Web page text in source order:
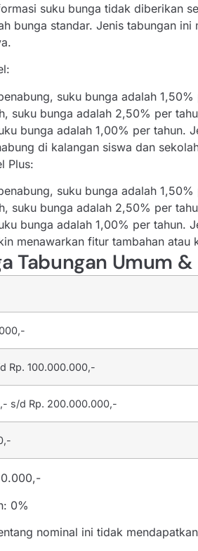
suku bunga tidak diberikan
bunga standar. Jenis tabungan
suku bunga adalah 1,50%
suku bunga adalah 2,50% per
bunga adalah 1,00% per tahun.
di kalangan siswa dan
Plus:
suku bunga adalah 1,50%
suku bunga adalah 2,50% per
bunga adalah 1,00% per tahun.
menawarkan fitur tambahan atau
Tabungan Umum &
Rp. 100.000.000,-
s/d Rp. 200.000.000,-
0%
nominal ini tidak